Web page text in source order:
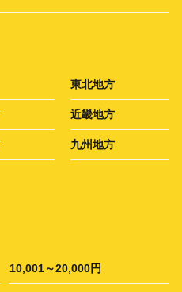
東北地方
近畿地方
九州地方
10,001～20,000円